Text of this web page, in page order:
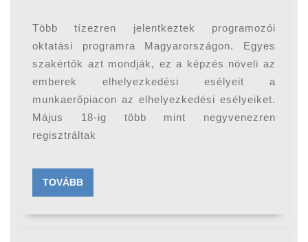
Több tízezren jelentkeztek programozói
oktatási programra Magyarországon. Egyes
szakértők azt mondják, ez a képzés növeli az
emberek elhelyezkedési esélyeit a
munkaerőpiacon az elhelyezkedési esélyeiket.
Május 18-ig több mint negyvenezren
regisztráltak
TOVÁBBTOVÁBB